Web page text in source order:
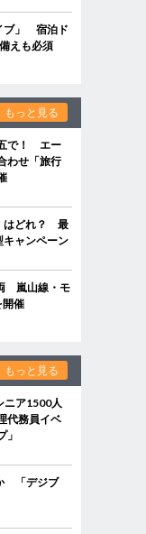
ブ」 宿泊ド
えも必須
もっと見る
で！ エー
わせ「旅行
はどれ？ 最
キャンペーン
嵐山線・モ
開催
もっと見る
ニア1500人
代務員イベ
」
「デジブ